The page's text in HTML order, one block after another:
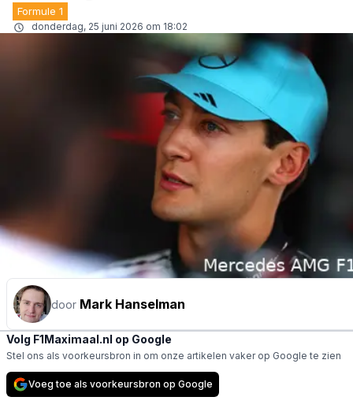
Formule 1
donderdag, 25 juni 2026 om 18:02
door Mark Hanselman
Volg F1Maximaal.nl op Google
Stel ons als voorkeursbron in om onze artikelen vaker op Google te zien
Voeg toe als voorkeursbron op Google